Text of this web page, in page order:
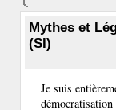
Mythes et
(SI)
Je suis